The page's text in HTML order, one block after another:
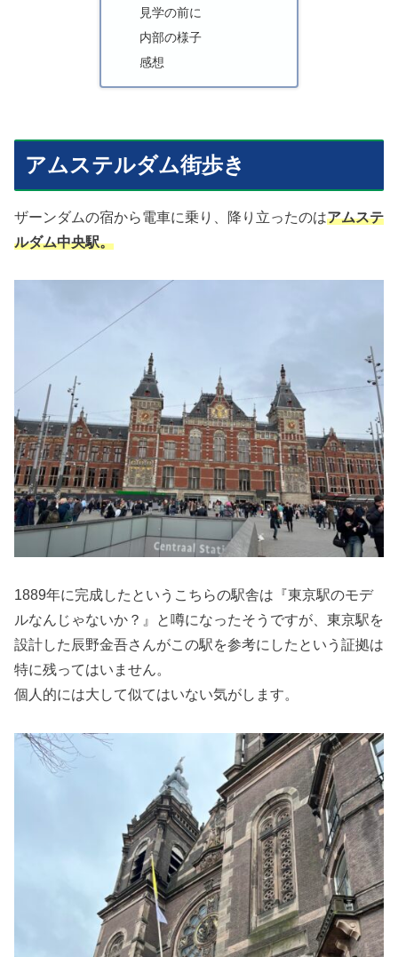
見学の前に
内部の様子
感想
アムステルダム街歩き
ザーンダムの宿から電車に乗り、降り立ったのはアムステ
ルダム中央駅。
1889年に完成したというこちらの駅舎は『東京駅のモデ
ルなんじゃないか？』と噂になったそうですが、東京駅を
設計した辰野金吾さんがこの駅を参考にしたという証拠は
特に残ってはいません。
個人的には大して似てはいない気がします。